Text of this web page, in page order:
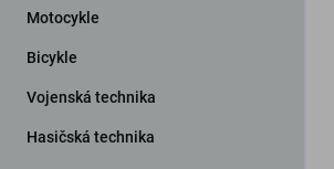
Motocykle
Bicykle
Vojenská technika
Hasičská technika